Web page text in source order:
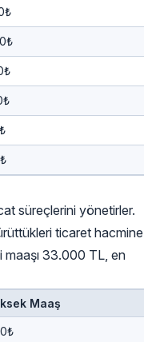
süreçlerini yönetirler.
ticaret hacmine
maaşı 33.000 TL, en
Maaş